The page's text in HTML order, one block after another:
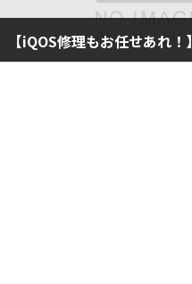
【iQOS修理もお任せあれ！】